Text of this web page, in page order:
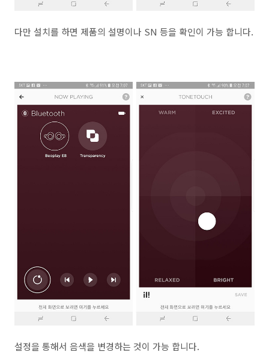
다만 설치를 하면 제품의 설명이나 SN 등을 확인이 가능 합니다.
설정을 통해서 음색을 변경하는 것이 가능 합니다.